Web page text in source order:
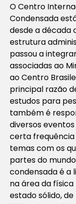
O Centro
Condensada
desde a década
estrutura
passou a
associadas ao
ao Centro
principal razão
estudos para
também é
diversos
certa frequência
temas com os
partes do
condensada é a
na área da
estado sólido,